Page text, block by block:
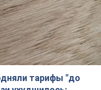
тарифы "до